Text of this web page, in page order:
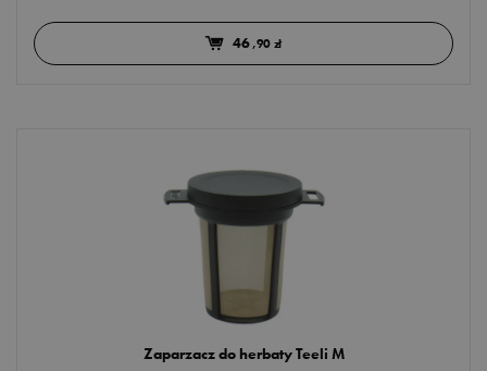
46,90 zł
Zaparzacz do herbaty Teeli M